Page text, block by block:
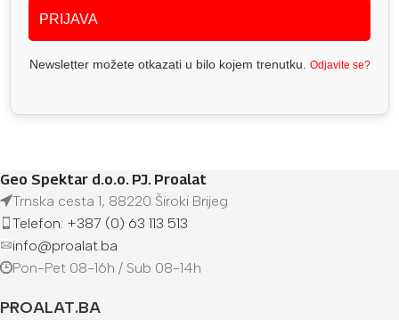
PRIJAVA
Newsletter možete otkazati u bilo kojem trenutku. Odjavite se?
Geo Spektar d.o.o. PJ. Proalat
Trnska cesta 1, 88220 Široki Brijeg
Telefon: +387 (0) 63 113 513
info@proalat.ba
Pon-Pet 08-16h / Sub 08-14h
PROALAT.BA